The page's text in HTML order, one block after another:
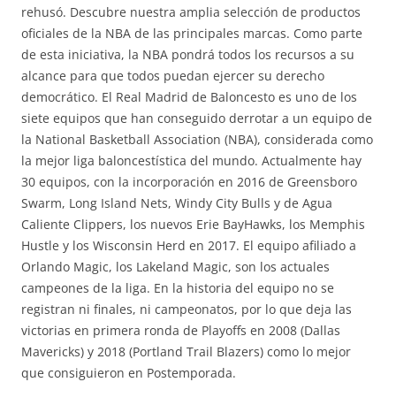
rehusó. Descubre nuestra amplia selección de productos
oficiales de la NBA de las principales marcas. Como parte
de esta iniciativa, la NBA pondrá todos los recursos a su
alcance para que todos puedan ejercer su derecho
democrático. El Real Madrid de Baloncesto es uno de los
siete equipos que han conseguido derrotar a un equipo de
la National Basketball Association (NBA), considerada como
la mejor liga baloncestística del mundo. Actualmente hay
30 equipos, con la incorporación en 2016 de Greensboro
Swarm, Long Island Nets, Windy City Bulls y de Agua
Caliente Clippers, los nuevos Erie BayHawks, los Memphis
Hustle y los Wisconsin Herd en 2017. El equipo afiliado a
Orlando Magic, los Lakeland Magic, son los actuales
campeones de la liga. En la historia del equipo no se
registran ni finales, ni campeonatos, por lo que deja las
victorias en primera ronda de Playoffs en 2008 (Dallas
Mavericks) y 2018 (Portland Trail Blazers) como lo mejor
que consiguieron en Postemporada.